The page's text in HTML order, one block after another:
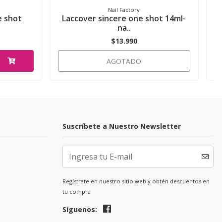
shot
Nail Factory
Laccover sincere one shot 14ml-
na..
$13.990
AGOTADO
Suscríbete a Nuestro Newsletter
Regístrate en nuestro sitio web y obtén descuentos en
tu compra
Síguenos: